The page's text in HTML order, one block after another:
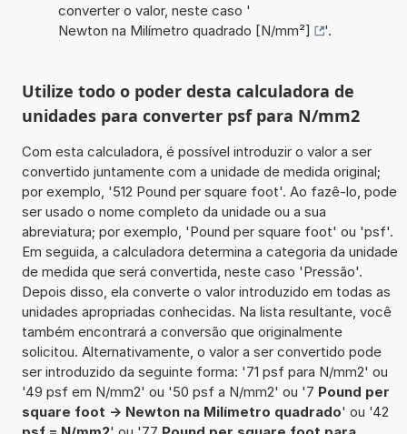
converter o valor, neste caso '
Newton na Milímetro quadrado [N/mm²]
'.
Utilize todo o poder desta calculadora de
unidades para converter psf para N/mm2
Com esta calculadora, é possível introduzir o valor a ser
convertido juntamente com a unidade de medida original;
por exemplo, '512 Pound per square foot'. Ao fazê-lo, pode
ser usado o nome completo da unidade ou a sua
abreviatura; por exemplo, 'Pound per square foot' ou 'psf'.
Em seguida, a calculadora determina a categoria da unidade
de medida que será convertida, neste caso 'Pressão'.
Depois disso, ela converte o valor introduzido em todas as
unidades apropriadas conhecidas. Na lista resultante, você
também encontrará a conversão que originalmente
solicitou. Alternativamente, o valor a ser convertido pode
ser introduzido da seguinte forma: '71 psf para N/mm2' ou
'49 psf em N/mm2' ou '50 psf a N/mm2' ou '7 Pound per
square foot -> Newton na Milímetro quadrado' ou '42